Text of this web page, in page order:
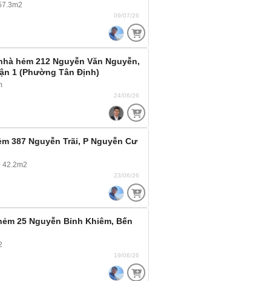
09/07/26
hẻm 212 Nguyễn Văn Nguyễn,
1 (Phường Tân Định)
24/06/26
387 Nguyễn Trãi, P Nguyễn Cư
42.2m2
23/06/26
25 Nguyễn Bỉnh Khiêm, Bến
19/06/26